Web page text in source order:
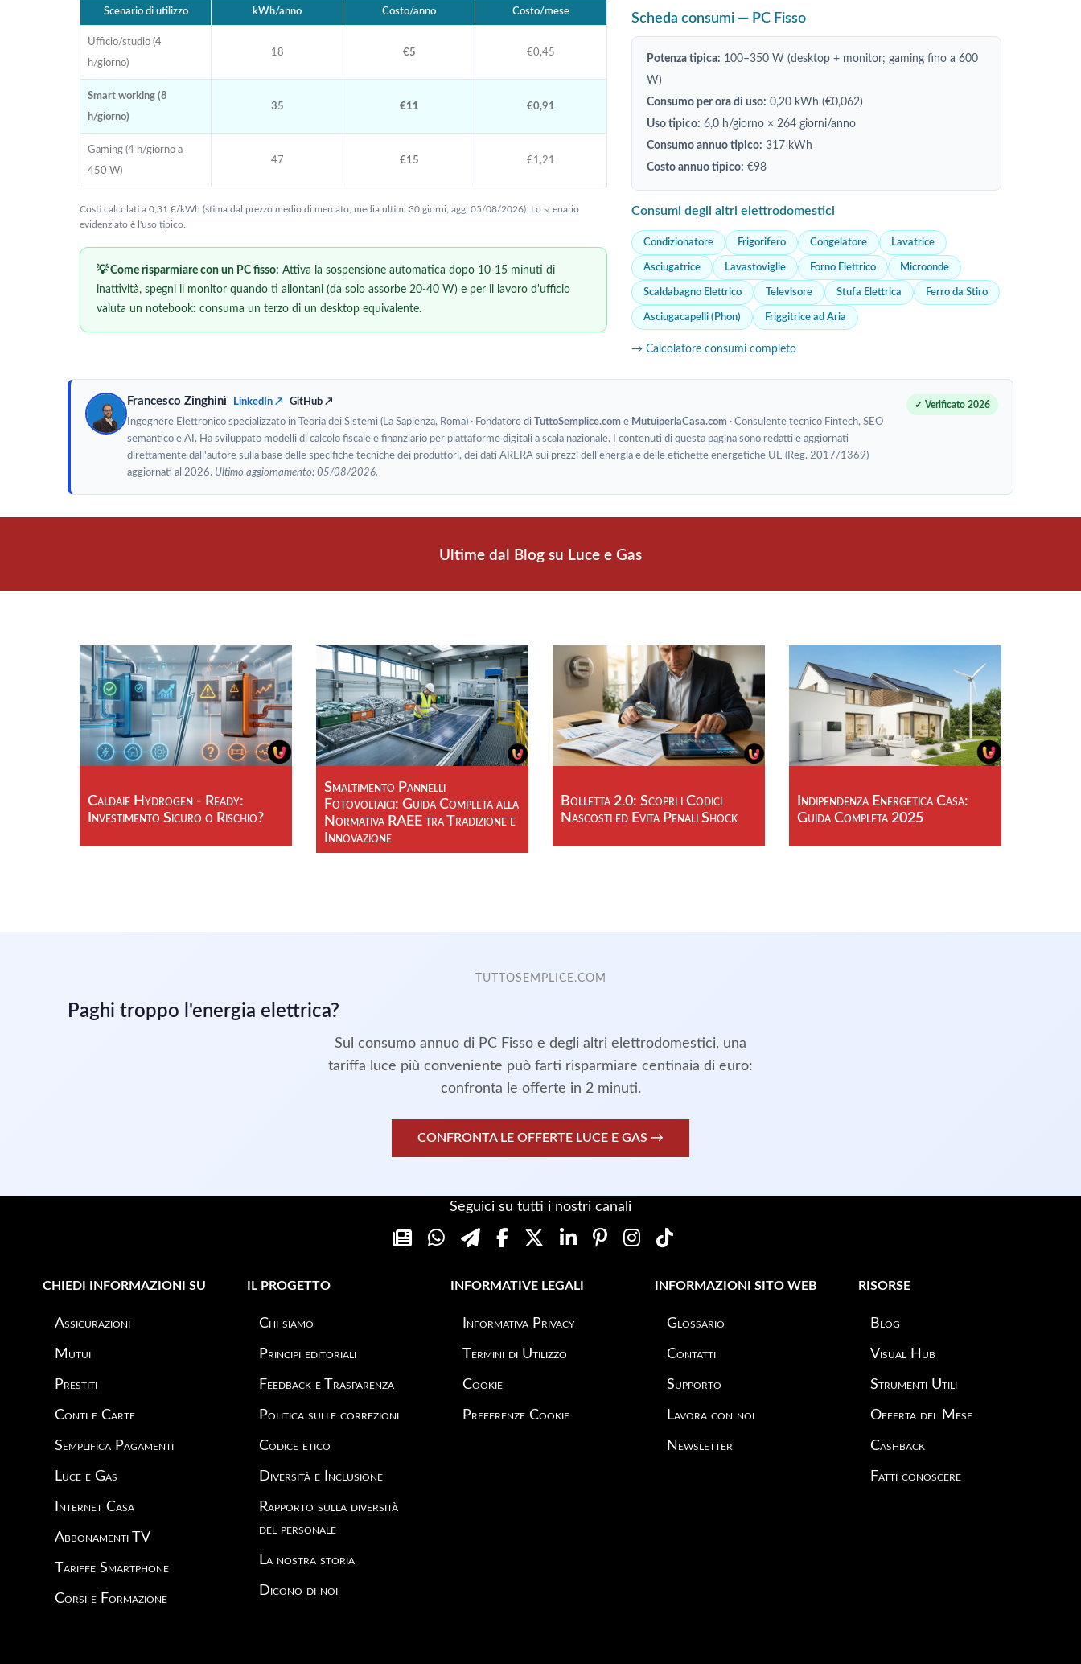
Scenario di utilizzo kWh/anno Costo/anno Costo/mese
Ufficio/studio (4
h/giorno)
18 €5 €0,45
Smart working (8
h/giorno)
35 €11 €0,91
Gaming (4 h/giorno a
450 W)
47 €15 €1,21
Costi calcolati a 0,31 €/kWh (stima dal prezzo medio di mercato, media ultimi 30 giorni, agg. 05/08/2026). Lo scenario
evidenziato è l'uso tipico.
💡 Come risparmiare con un PC fisso: Attiva la sospensione automatica dopo 10-15 minuti di
inattività, spegni il monitor quando ti allontani (da solo assorbe 20-40 W) e per il lavoro d'ufficio
valuta un notebook: consuma un terzo di un desktop equivalente.
Scheda consumi — PC Fisso
Potenza tipica: 100–350 W (desktop + monitor; gaming fino a 600
W)
Consumo per ora di uso: 0,20 kWh (€0,062)
Uso tipico: 6,0 h/giorno × 264 giorni/anno
Consumo annuo tipico: 317 kWh
Costo annuo tipico: €98
Consumi degli altri elettrodomestici
Condizionatore Frigorifero Congelatore Lavatrice
Asciugatrice Lavastoviglie Forno Elettrico Microonde
Scaldabagno Elettrico Televisore Stufa Elettrica Ferro da Stiro
Asciugacapelli (Phon) Friggitrice ad Aria
→ Calcolatore consumi completo
Francesco Zinghinì LinkedIn ↗ GitHub ↗
Ingegnere Elettronico specializzato in Teoria dei Sistemi (La Sapienza, Roma) · Fondatore di TuttoSemplice.com e MutuiperlaCasa.com · Consulente tecnico Fintech, SEO
semantico e AI. Ha sviluppato modelli di calcolo fiscale e finanziario per piattaforme digitali a scala nazionale. I contenuti di questa pagina sono redatti e aggiornati
direttamente dall'autore sulla base delle specifiche tecniche dei produttori, dei dati ARERA sui prezzi dell'energia e delle etichette energetiche UE (Reg. 2017/1369)
aggiornati al 2026. Ultimo aggiornamento: 05/08/2026.
✓ Verificato 2026
Ultime dal Blog su Luce e Gas
Caldaie Hydrogen - Ready:
Investimento Sicuro o Rischio?
Smaltimento Pannelli
Fotovoltaici: Guida Completa alla
Normativa RAEE tra Tradizione e
Innovazione
Bolletta 2.0: Scopri i Codici
Nascosti ed Evita Penali Shock
Indipendenza Energetica Casa:
Guida Completa 2025
TUTTOSEMPLICE.COM
Paghi troppo l'energia elettrica?
Sul consumo annuo di PC Fisso e degli altri elettrodomestici, una
tariffa luce più conveniente può farti risparmiare centinaia di euro:
confronta le offerte in 2 minuti.
CONFRONTA LE OFFERTE LUCE E GAS →
Seguici su tutti i nostri canali
CHIEDI INFORMAZIONI SU
Assicurazioni
Mutui
Prestiti
Conti e Carte
Semplifica Pagamenti
Luce e Gas
Internet Casa
Abbonamenti TV
Tariffe Smartphone
Corsi e Formazione
IL PROGETTO
Chi siamo
Principi editoriali
Feedback e Trasparenza
Politica sulle correzioni
Codice etico
Diversità e Inclusione
Rapporto sulla diversità
del personale
La nostra storia
Dicono di noi
INFORMATIVE LEGALI
Informativa Privacy
Termini di Utilizzo
Cookie
Preferenze Cookie
INFORMAZIONI SITO WEB
Glossario
Contatti
Supporto
Lavora con noi
Newsletter
RISORSE
Blog
Visual Hub
Strumenti Utili
Offerta del Mese
Cashback
Fatti conoscere